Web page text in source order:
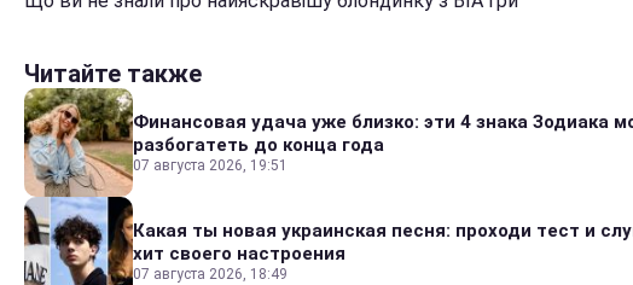
Читайте также
Финансовая удача уже близко: эти 4 знака Зодиака
разбогатеть до конца года
07 августа 2026, 19:51
Какая ты новая украинская песня: проходи тест и
хит своего настроения
07 августа 2026, 18:49